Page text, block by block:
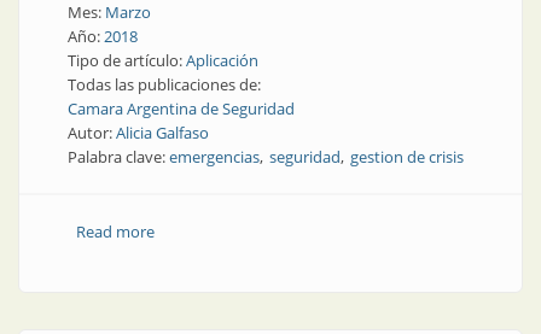
Mes: Marzo
Año:2018
Tipo de artículo:Aplicación
Todas las publicaciones de:
Camara Argentina de Seguridad
Autor:Alicia Galfaso
Palabra clave:emergencias seguridad gestion de crisis
Read moreabout Seguridad | La información durante las